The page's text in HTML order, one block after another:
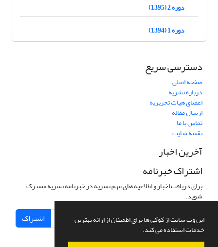
این وب سایت از کوکی ها برای اطمینان از ارائه بهترین
خدمات استفاده می کند.
دوره 2 (1395)
دوره 1 (1394)
دسترسی سریع
صفحه اصلی
درباره نشریه
اعضای هیات تحریریه
ارسال مقاله
تماس با ما
نقشه سایت
آخرین اخبار
اشتراک خبرنامه
برای دریافت اخبار و اطلاعیه های مهم نشریه در خبرنامه نشریه مشترک
شوید.
اشتراک